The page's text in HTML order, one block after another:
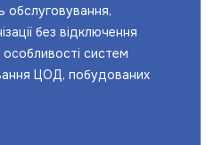
обслуговування,
без відключення
систем
ЦОД, побудованих